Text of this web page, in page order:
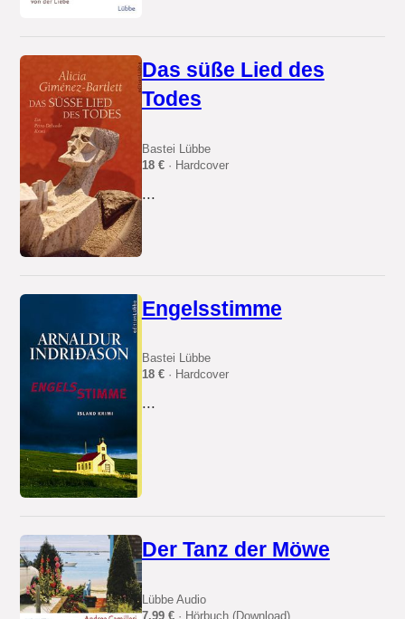
Das süße Lied des
Todes
Bastei Lübbe
18 €· Hardcover
...
Engelsstimme
Bastei Lübbe
18 €· Hardcover
...
Der Tanz der Möwe
Lübbe Audio
7.99 €· Hörbuch (Download)